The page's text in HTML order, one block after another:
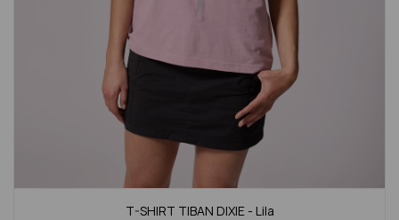
T-SHIRT TIBAN DIXIE - Lila